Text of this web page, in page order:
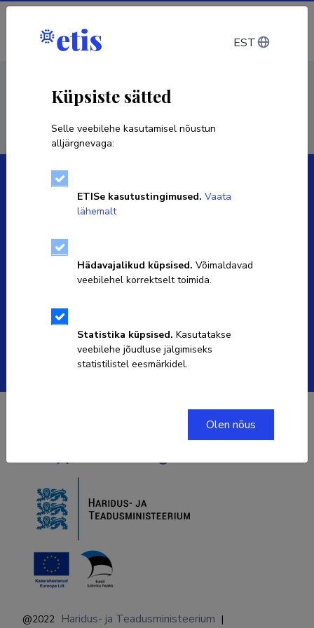
Sisene
Eesti Teadusinfosüsteemi omanik on Haridus- ja
Teadusministeerium ning igapäevaselt haldab seda SA
Eesti Teadusagentuur.
ETISe kasutajatoe kontakt
Soola 8, Tartu 51013
@2022 Haridus- ja Teadusministeerium |
EST
Küpsiste sätted
Selle veebilehe kasutamisel nõustun
alljärgnevaga:
ETISe kasutustingimused. Vaata
lähemalt
Hädavajalikud küpsised. Võimaldavad
veebilehel korrektselt toimida.
Statistika küpsised. Kasutatakse
veebilehe jõudluse jälgimiseks
statistilistel eesmärkidel.
Olen nõus